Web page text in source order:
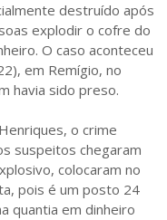
destruído após
explodir o cofre do
O caso aconteceu
em Remígio, no
havia sido preso.
o crime
suspeitos chegaram
colocaram no
pois é um posto 24
quantia em dinheiro